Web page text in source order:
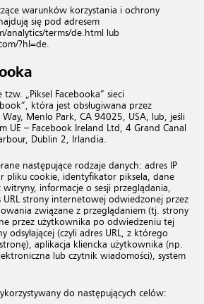
warunków korzystania i ochrony
się pod adresem
terms/de.html
lub
?hl=de
tzw. „Piksel Facebooka” sieci
która jest obsługiwana przez
Way, Menlo Park, CA 94025, USA, lub, jeśli
UE – Facebook Ireland Ltd, 4 Grand Canal
Dublin 2, Irlandia.
następujące rodzaje danych: adres IP
pliku cookie, identyfikator piksela, dane
witryny, informacje o sesji przeglądania,
URL strony internetowej odwiedzonej przez
związane z przeglądaniem (tj. strony
przez użytkownika po odwiedzeniu tej
odsyłającej (czyli adres URL, z którego
aplikacja kliencka użytkownika (np.
lub czytnik wiadomości), system
do następujących celów: